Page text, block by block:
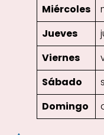
Miércoles
Jueves
Viernes
Sábado
Domingo